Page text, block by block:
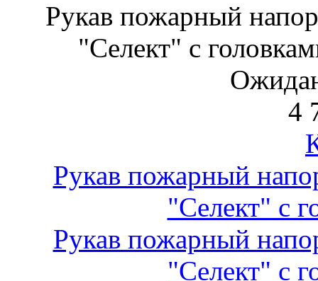
Рукав пожарный
"Селект" с
4
Рукав пожарный
"Селект" с
Рукав пожарный
"Селект" с